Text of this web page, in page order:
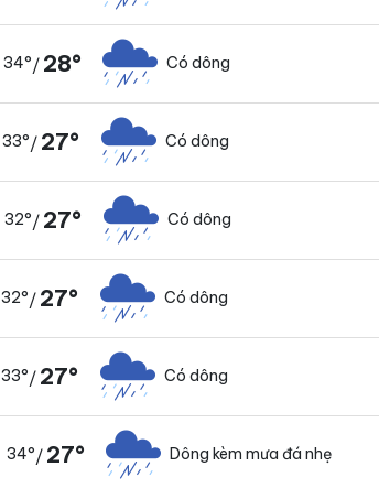
34°/ 28° Có dông
33°/ 27° Có dông
32°/ 27° Có dông
32°/ 27° Có dông
33°/ 27° Có dông
34°/ 27° Dông kèm mưa đá nhẹ